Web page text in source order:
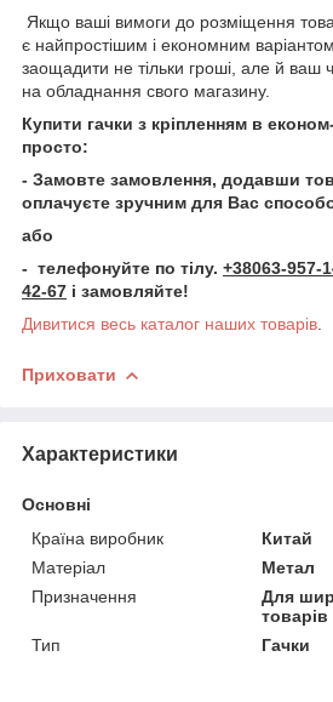
Якщо ваші вимоги до розміщення
є найпростішим і економним
заощадити не тільки гроші, але й ваш
на обладнання свого магазину.
Купити гачки з кріпленням в
просто:
- Замовте замовлення, додавши
оплачуєте зручним для Вас
або
- телефонуйте по тілу. +38063-957-
42-67 і замовляйте!
Дивитися весь каталог наших товарів
Приховати
Характеристики
Основні
Країна виробник
Китай
Матеріал
Метал
Призначення
Для
товарів
Тип
Гачки